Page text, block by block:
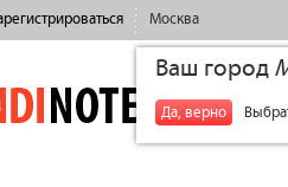
Москва
Ваш город
Да, верно
indinotes